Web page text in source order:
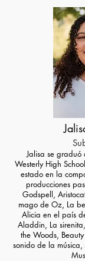
Jalisa se
Westerly High
estado en la
producciones
Godspell,
mago de Oz, La
Alicia en el país
Aladdin, La
the Woods,
sonido de la